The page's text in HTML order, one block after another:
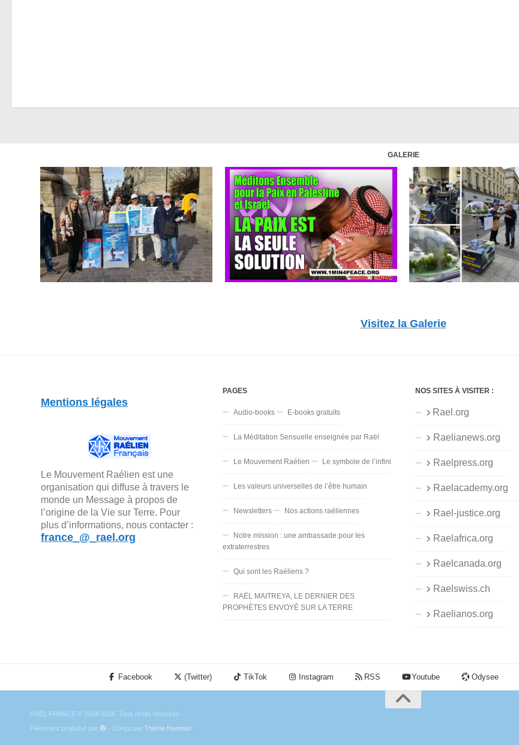
GALERIE
Visitez la Galerie
Mentions légales
Le Mouvement Raélien est une
organisation qui diffuse à travers le
monde un Message à propos de
l’origine de la Vie sur Terre. Pour
plus d’informations, nous contacter :
france_@_rael.org
PAGES
Audio-books E-books gratuits
La Méditation Sensuelle enseignée par Raël
Le Mouvement Raélien Le symbole de l’infini
Les valeurs universelles de l’être humain
Newsletters Nos actions raéliennes
Notre mission : une ambassade pour les
extraterrestres
Qui sont les Raéliens ?
RAËL MAITREYA, LE DERNIER DES
PROPHÈTES ENVOYÉ SUR LA TERRE
NOS SITES À VISITER :
Rael.org
Raelianews.org
Raelpress.org
Raelacademy.org
Rael-justice.org
Raelafrica.org
Raelcanada.org
Raelswiss.ch
Raelianos.org
Facebook (Twitter) TikTok Instagram RSS Youtube Odysee
RAËL FRANCE © 2014-2026. Tous droits réservés.
Fièrement propulsé par
- Conçu par Thème Hueman